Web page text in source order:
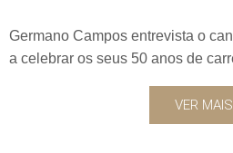
Germano Campos entrevista o
a celebrar os seus 50 anos de
VER MAIS